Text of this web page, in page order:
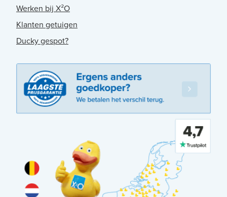
Werken bij X²O
Klanten getuigen
Ducky gespot?